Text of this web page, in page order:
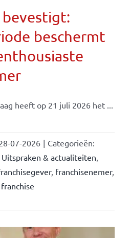
beschermt
heeft op 21 juli 2026 het ...
07-2026 | Categorieën:
Uitspraken & actualiteiten
, franchisenemer,